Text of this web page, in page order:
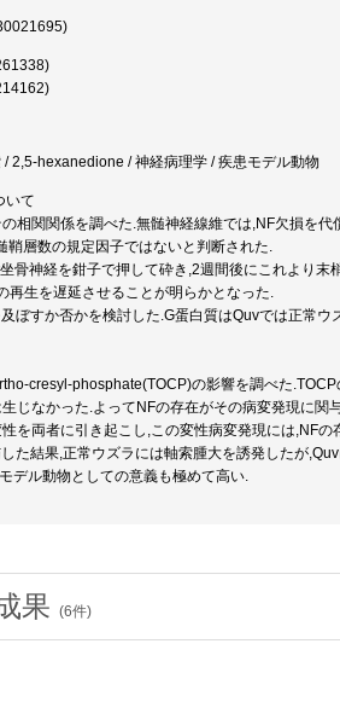
2,5-hexanedione / 神経病理学 / 疾患モデル動物
いて
相関関係を調べた.無髄神経線維では,NF欠損を代
層数の規定因子ではないと判断された.
骨神経を鉗子で押して砕き,2週間後にこれより末
再生を遅延させることが明らかとなった.
ぼすか否かを検討した.G蛋白質はQuvでは正常
cresyl-phosphate(TOCP)の影響を調べた
じなかった.よってNFの存在がその病変発現に関
を両者に引き起こし,この変性病変発現には,NF
た結果,正常ウズラには軸索腫大を誘発したが
デル動物としての意義も極めて高い.
果 (6件)